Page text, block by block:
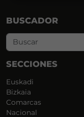
BUSCADOR
SECCIONES
Euskadi
Bizkaia
Comarcas
Nacional